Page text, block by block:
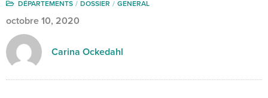
DÉPARTEMENTS DOSSIER GENERAL
octobre 10, 2020
Carina Ockedahl